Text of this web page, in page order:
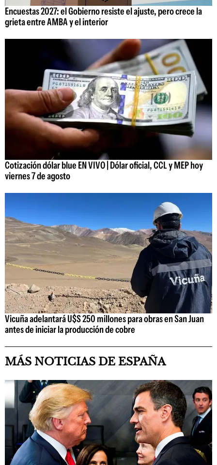
Encuestas 2027: el Gobierno resiste el ajuste, pero crece la
grieta entre AMBA y el interior
Cotización dólar blue EN VIVO | Dólar oficial, CCL y MEP hoy
viernes 7 de agosto
Vicuña adelantará U$S 250 millones para obras en San Juan
antes de iniciar la producción de cobre
MÁS NOTICIAS DE ESPAÑA